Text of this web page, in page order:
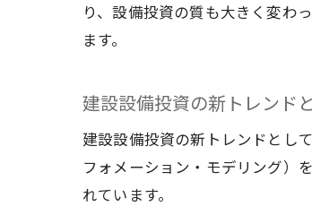
り、設備投資の質も大きく変わ
ます。
建設設備投資の新トレンド
建設設備投資の新トレンドとし
フォメーション・モデリング）
れています。